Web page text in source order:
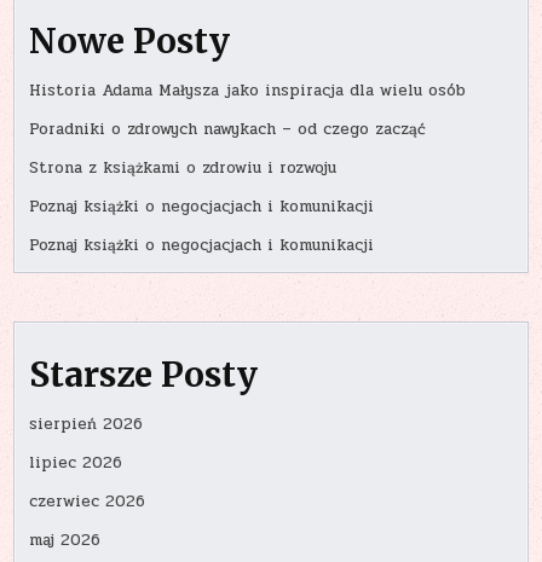
Nowe Posty
Historia Adama Małysza jako inspiracja dla wielu osób
Poradniki o zdrowych nawykach – od czego zacząć
Strona z książkami o zdrowiu i rozwoju
Poznaj książki o negocjacjach i komunikacji
Poznaj książki o negocjacjach i komunikacji
Starsze Posty
sierpień 2026
lipiec 2026
czerwiec 2026
maj 2026